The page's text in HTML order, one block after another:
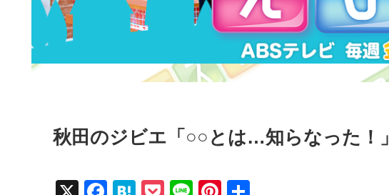
秋田のジビエ「○○とは…知らなった！」